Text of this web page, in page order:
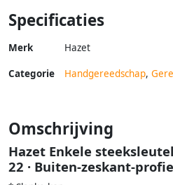
Specificaties
Merk Hazet
Categorie Handgereedschap,
Omschrijving
Hazet Enkele
22 · Buiten-zeskant-